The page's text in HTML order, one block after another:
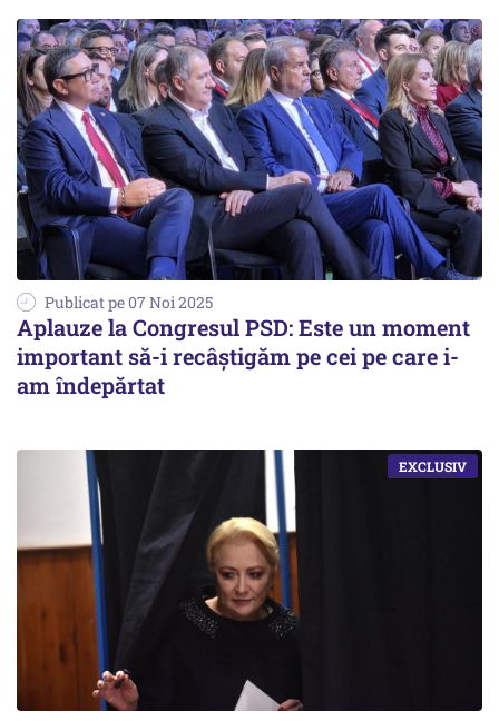
Publicat pe 07 Noi 2025
Aplauze la Congresul PSD: Este un moment
important să-i recâștigăm pe cei pe care i-
am îndepărtat